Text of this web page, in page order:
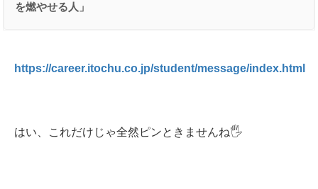
を燃やせる人」
https://career.itochu.co.jp/student/message/index.html
はい、これだけじゃ全然ピンときませんね🖐